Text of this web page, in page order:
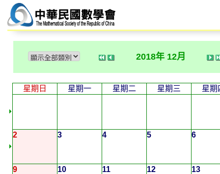
2018年 12月
星期日 星期一 星期二 星期三 星期
2 3 4 5 6
9 10 11 12 13